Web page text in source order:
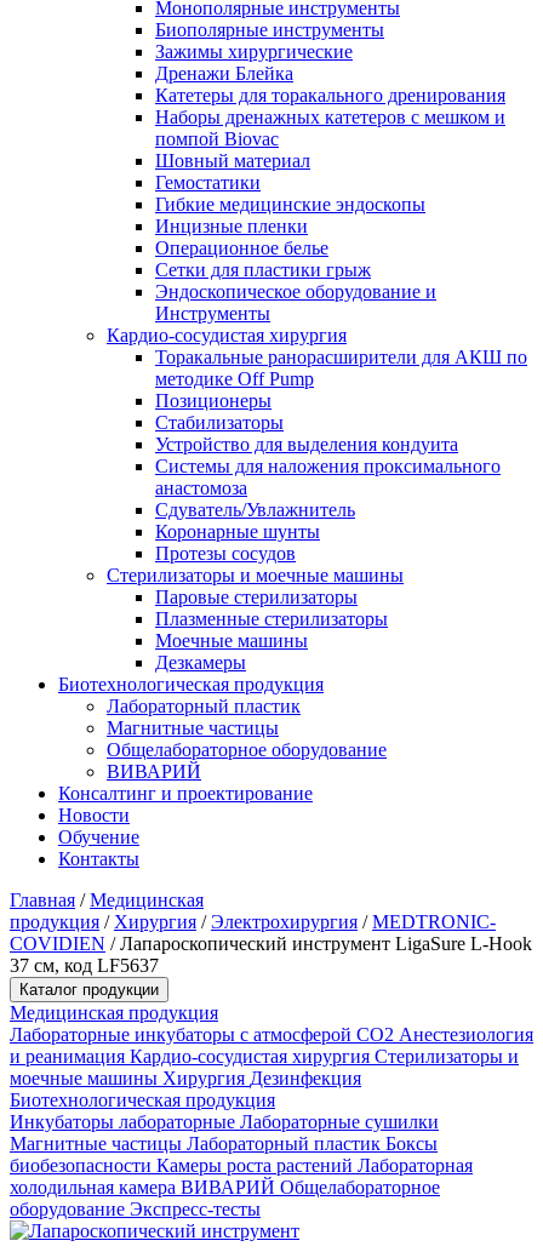
Монополярные инструменты
Биополярные инструменты
Зажимы хирургические
Дренажи Блейка
Катетеры для торакального дренирования
Наборы дренажных катетеров с мешком и
помпой Biovac
Шовный материал
Гемостатики
Гибкие медицинские эндоскопы
Инцизные пленки
Операционное белье
Сетки для пластики грыж
Эндоскопическое оборудование и
Инструменты
Кардио-сосудистая хирургия
Торакальные ранорасширители для АКШ по
методике Off Pump
Позиционеры
Стабилизаторы
Устройство для выделения кондуита
Системы для наложения проксимального
анастомоза
Сдуватель/Увлажнитель
Коронарные шунты
Протезы сосудов
Стерилизаторы и моечные машины
Паровые стерилизаторы
Плазменные стерилизаторы
Моечные машины
Дезкамеры
Биотехнологическая продукция
Лабораторный пластик
Магнитные частицы
Общелабораторное оборудование
ВИВАРИЙ
Консалтинг и проектирование
Новости
Обучение
Контакты
Главная /Медицинская
продукция / Хирургия /Электрохирургия /MEDTRONIC-
COVIDIEN /Лапароскопический инструмент LigaSure L-Hook
37 см, код LF5637
Каталог продукции
Медицинская продукция
Лабораторные инкубаторы с атмосферой CO2 Анестезиология
и реанимация Кардио-сосудистая хирургия Стерилизаторы и
моечные машины Хирургия Дезинфекция
Биотехнологическая продукция
Инкубаторы лабораторные Лабораторные сушилки
Магнитные частицы Лабораторный пластик Боксы
биобезопасности Камеры роста растений Лабораторная
холодильная камера ВИВАРИЙ Общелабораторное
оборудование Экспресс-тесты